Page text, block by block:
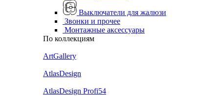
Выключатели для жалюзи
Звонки и прочее
Монтажные аксессуары
По коллекциям
ArtGallery
AtlasDesign
AtlasDesign Profi54